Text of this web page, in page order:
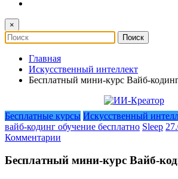
×
Главная
Искусственный интеллект
Бесплатный мини-курс Вайб-
Бесплатные курсы Искусственный
вайб-кодинг обучение бесплатно Sleep
Комментарии
Бесплатный мини-курс Вайб-